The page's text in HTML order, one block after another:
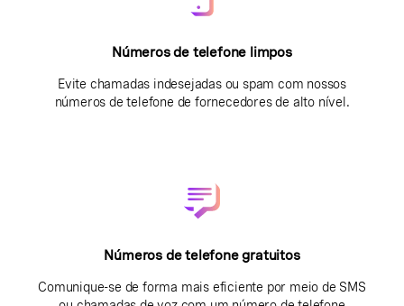
Números de telefone limpos
Evite chamadas indesejadas ou spam com nossos
números de telefone de fornecedores de alto nível.
Números de telefone gratuitos
Comunique-se de forma mais eficiente por meio de SMS